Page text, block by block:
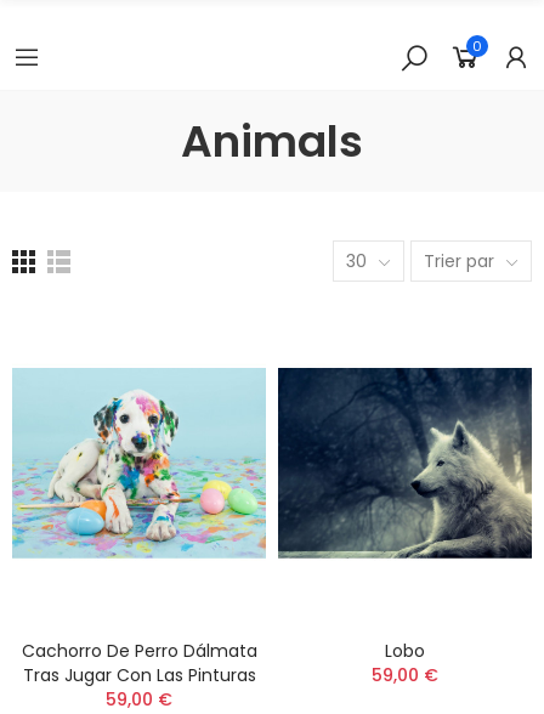
0
Animals
30 Trier par
Cachorro De Perro Dálmata
Tras Jugar Con Las Pinturas
59,00 €
Lobo
59,00 €